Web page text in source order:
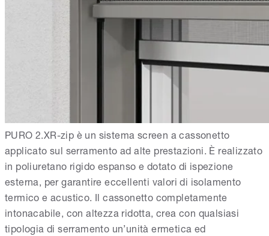
PURO 2.XR-zip è un sistema screen a cassonetto
applicato sul serramento ad alte prestazioni. È realizzato
in poliuretano rigido espanso e dotato di ispezione
esterna, per garantire eccellenti valori di isolamento
termico e acustico. Il cassonetto completamente
intonacabile, con altezza ridotta, crea con qualsiasi
tipologia di serramento un’unità ermetica ed